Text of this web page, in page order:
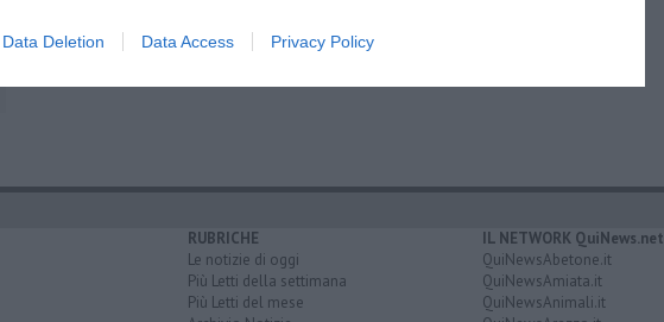
Data Deletion Data Access Privacy Policy
RUBRICHE
Le notizie di oggi
Più Letti della settimana
Più Letti del mese
IL NETWORK QuiNews.net
QuiNewsAbetone.it
QuiNewsAmiata.it
QuiNewsAnimali.it